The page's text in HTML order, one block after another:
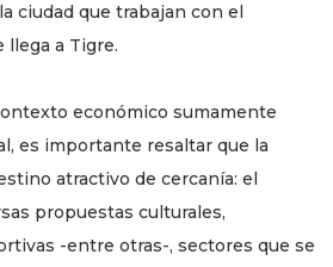
ciudad que trabajan con el
llega a Tigre.
económico sumamente
es importante resaltar que la
atractivo de cercanía: el
propuestas culturales,
-entre otras-, sectores que se